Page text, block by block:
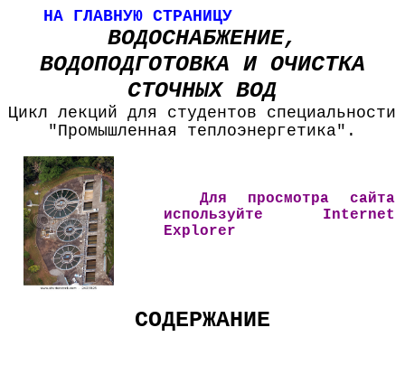
НА ГЛАВНУЮ СТРАНИЦУ
ВОДОСНАБЖЕНИЕ,
ВОДОПОДГОТОВКА И ОЧИСТКА
СТОЧНЫХ ВОД
Цикл лекций для студентов специальности
"Промышленная теплоэнергетика".
Для просмотра сайта
используйте Internet
Explorer
СОДЕРЖАНИЕ